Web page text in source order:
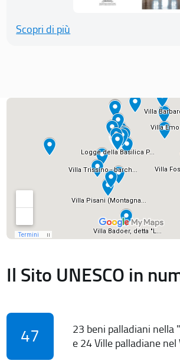
Scopri di più
Il Sito UNESCO in
47
23 beni palladiani nella
e 24 Ville palladiane nel